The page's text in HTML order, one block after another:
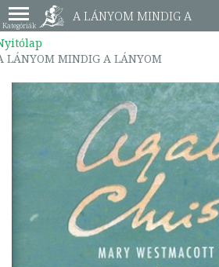
A LÁNYOM MINDIG A
9789639910379
LÁNYOM MINDIG A LÁNYOM